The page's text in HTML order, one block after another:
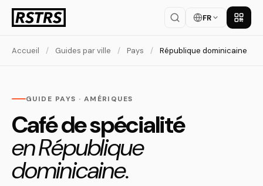
FR
Accueil / Guides par ville / Pays / République dominicaine
GUIDE PAYS · AMÉRIQUES
Café de spécialité
en République
dominicaine.